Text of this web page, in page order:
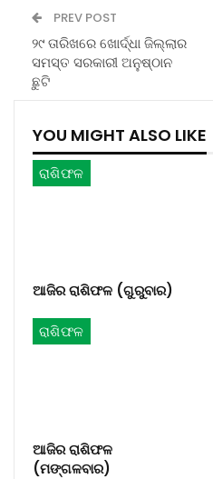
PREV POST
୨୯ ତାରିଖରେ ଖୋର୍ଦ୍ଧା ଜିଲ୍ଲାର
ସମସ୍ତ ସରକାରୀ ଅନୁଷ୍ଠାନ
ଛୁଟି
YOU MIGHT ALSO LIKE
ରାଶିଫଳ
ଆଜିର ରାଶିଫଳ (ଗୁରୁବାର)
ରାଶିଫଳ
ଆଜିର ରାଶିଫଳ
(ମଙ୍ଗଳବାର)